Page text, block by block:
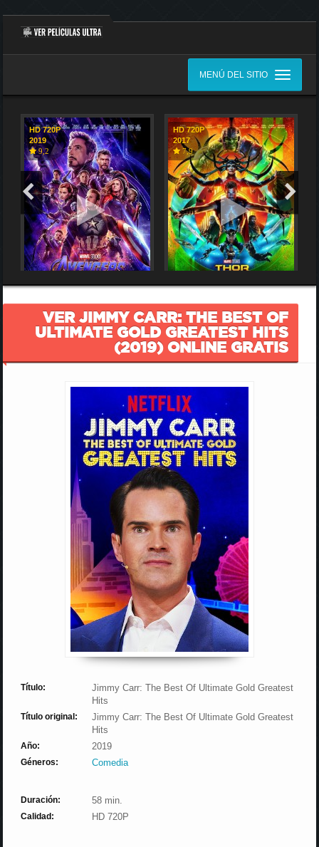
MENÚ DEL SITIO
HD 720P
2019
9,2
HD 720P
2017
7,9
VER JIMMY CARR: THE BEST OF
ULTIMATE GOLD GREATEST HITS
(2019) ONLINE GRATIS
Título:
Jimmy Carr: The Best Of Ultimate Gold Greatest
Hits
Título original:
Jimmy Carr: The Best Of Ultimate Gold Greatest
Hits
Año: 2019
Géneros: Comedia
Duración: 58 min.
Calidad: HD 720P